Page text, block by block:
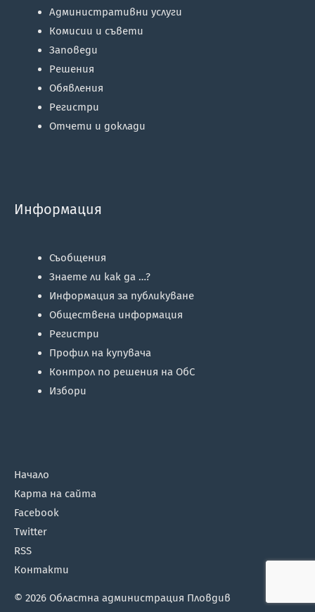
Административни услуги
Комисии и съвети
Заповеди
Решения
Обявления
Регистри
Отчети и доклади
Информация
Съобщения
Знаете ли как да …?
Информация за публикуване
Обществена информация
Регистри
Профил на купувача
Контрол по решения на ОбС
Избори
Начало
Карта на сайта
Facebook
Twitter
RSS
Контакти
© 2026 Областна администрация Пловдив